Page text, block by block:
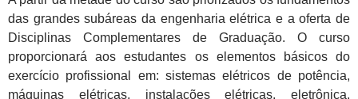
das grandes subáreas da engenharia elétrica e a oferta de
Disciplinas Complementares de Graduação. O curso
proporcionará aos estudantes os elementos básicos do
exercício profissional em: sistemas elétricos de potência,
máquinas elétricas, instalações elétricas, eletrônica,